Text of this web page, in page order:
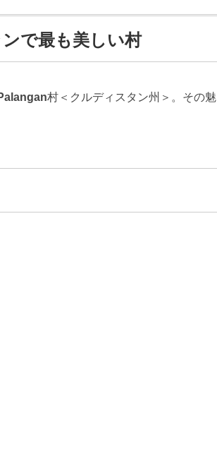
で最も美しい村
村＜クルディスタン州＞。その魅